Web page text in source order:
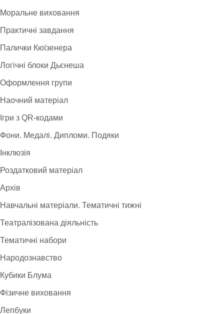
Моральне виховання
Практичні завдання
Палички Кюїзенера
Логічні блоки Дьєнеша
Оформлення групи
Наочний матеріал
Ігри з QR-кодами
Фони. Медалі. Дипломи. Подяки
Інклюзія
Роздатковий матеріал
Архів
Навчальні матеріали. Тематичні тижні
Театралізована діяльність
Тематичні набори
Народознавство
Кубики Блума
Фізичне виховання
Лепбуки